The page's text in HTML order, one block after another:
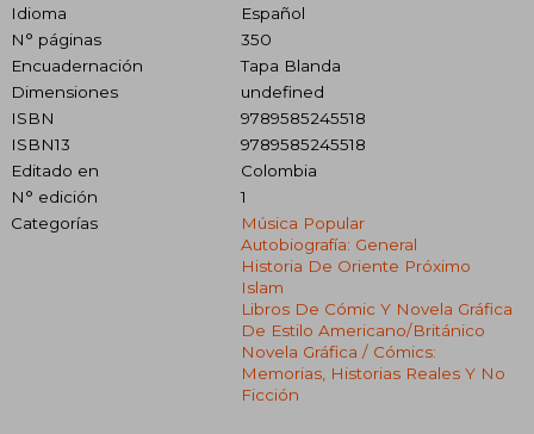
Idioma
Español
N° páginas
350
Encuadernación
Tapa Blanda
Dimensiones
undefined
ISBN
9789585245518
ISBN13
9789585245518
Editado en
Colombia
N° edición
1
Categorías
Música Popular
Autobiografía: General
Historia De Oriente Próximo
Islam
Libros De Cómic Y Novela Gráfica
De Estilo Americano/británico
Novela Gráfica / Cómics:
Memorias, Historias Reales Y No
Ficción